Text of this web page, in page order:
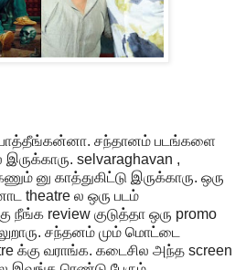
சந்தானம் படங்களை
selvaraghavan ,
னு காத்துகிட்டு இருக்காரு. ஒரு
theatre ல ஒரு படம்
நீங்க review குடுத்தா ஒரு promo
சந்தனம் மும் மொட்டை
க்கு வராங்க. கடைசில அந்த screen